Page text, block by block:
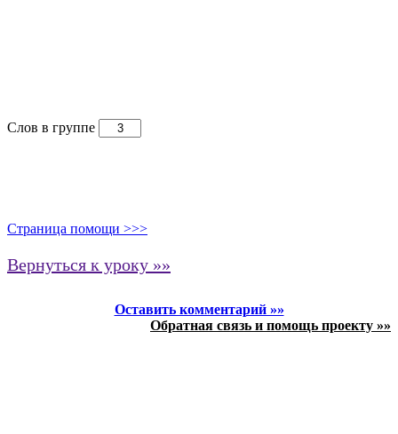
Слов в группе
Страница помощи >>>
Вернуться к уроку »»
Оставить комментарий »»
Обратная связь и помощь проекту »»